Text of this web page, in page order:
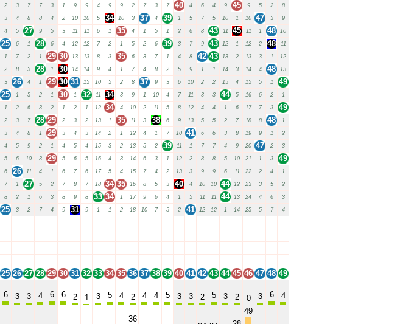
2 3 7 7 3 1 9 9 4 9 9 2 7 3 7 40 4 6 4 9 45 9 5 2 8
3 4 8 8 4 2 10 10 5 34 10 3 37 4 39 1 5 7 5 10 1 10 47 3 9
4 5 27 9 5 3 11 11 6 1 35 4 1 5 1 2 6 8 43 11 45 11 1 48 10
25 6 1 28 6 4 12 12 7 2 1 5 2 6 39 3 7 9 43 12 1 12 2 48 11
1 7 2 1 29 30 13 13 8 3 35 6 3 7 1 4 8 42 43 13 2 13 3 1 12
2 8 3 28 1 30 14 14 9 4 1 7 4 8 2 5 9 1 1 14 3 14 4 48 13
3 26 4 1 29 30 31 15 10 5 2 8 37 9 3 6 10 2 2 15 4 15 5 1
49
25 1 5 2 1 30 1 32 11 34 3 9 1 10 4 7 11 3 3 44 5 16 6 2 1
1 2 6 3 2 1 2 1 12 34 4 10 2 11 5 8 12 4 4 1 6 17 7 3
49
2 3 7 28 29 2 3 2 13 1 35 11 3 38 6 9 13 5 5 2 7 18 8 48 1
3 4 8 1 29 3 4 3 14 2 1 12 4 1 7 10 41 6 6 3 8 19 9 1 2
4 5 9 2 1 4 5 4 15 3 2 13 5 2 39 11 1 7 7 4 9 20 47 2 3
5 6 10 3 29 5 6 5 16 4 3 14 6 3 1 12 2 8 8 5 10 21 1 3
49
6 26 11 4 1 6 7 6 17 5 4 15 7 4 2 13 3 9 9 6 11 22 2 4 1
7 1 27 5 2 7 8 7 18 34 35 16 8 5 3 40 4 10 10 44 12 23 3 5 2
8 2 1 6 3 8 9 8 33 34 1 17 9 6 4 1 5 11 11 44 13 24 4 6 3
25 3 2 7 4 9 31 9 1 1 2 18 10 7 5 2 41 12 12 1 14 25 5 7 4
25 26 27 28 29 30 31 32 33 34 35 36 37 38 39 40 41 42 43 44 45 46 47 48 49
6 3 3 4 6 6 2 1 3 5 4 2 4 4 5 3 3 2 5 3 2 0 3 6 4
36
49